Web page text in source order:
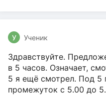
У Ученик
Здравствуйте.
в 5 часов. Означает,
5 я ещё смотрел. Под 5
промежуток с 5.00 до